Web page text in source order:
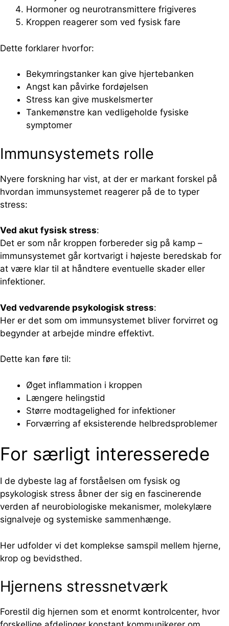
Hormoner og neurotransmittere frigiveres
Kroppen reagerer som ved fysisk fare
Dette forklarer hvorfor:
Bekymringstanker kan give hjertebanken
Angst kan påvirke fordøjelsen
Stress kan give muskelsmerter
Tankemønstre kan vedligeholde fysiske
symptomer
Immunsystemets rolle
Nyere forskning har vist, at der er markant forskel på
hvordan immunsystemet reagerer på de to typer
stress:
Ved akut fysisk stress:
Det er som når kroppen forbereder sig på kamp –
immunsystemet går kortvarigt i højeste beredskab for
at være klar til at håndtere eventuelle skader eller
infektioner.
Ved vedvarende psykologisk stress:
Her er det som om immunsystemet bliver forvirret og
begynder at arbejde mindre effektivt.
Dette kan føre til:
Øget inflammation i kroppen
Længere helingstid
Større modtagelighed for infektioner
Forværring af eksisterende helbredsproblemer
For særligt interesserede
I de dybeste lag af forståelsen om fysisk og
psykologisk stress åbner der sig en fascinerende
verden af neurobiologiske mekanismer, molekylære
signalveje og systemiske sammenhænge.
Her udfolder vi det komplekse samspil mellem hjerne,
krop og bevidsthed.
Hjernens stressnetværk
Forestil dig hjernen som et enormt kontrolcenter, hvor